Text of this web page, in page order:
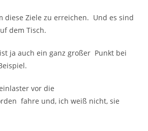
diese Ziele zu erreichen. Und es sind
dem Tisch.
ja auch ein ganz großer Punkt bei
vor die
fahre und, ich weiß nicht, sie